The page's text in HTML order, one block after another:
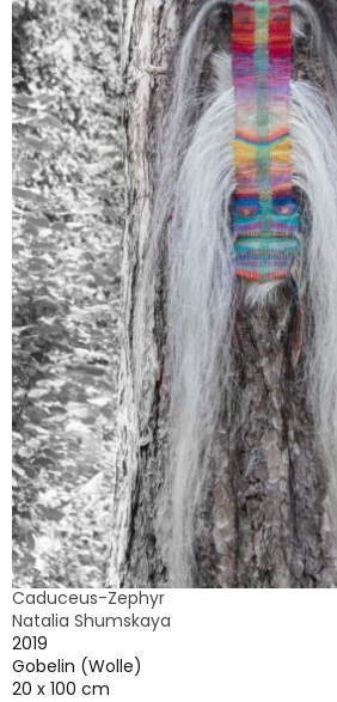
Caduceus-Zephyr
Natalia Shumskaya
2019
Gobelin (Wolle)
20 x 100 cm